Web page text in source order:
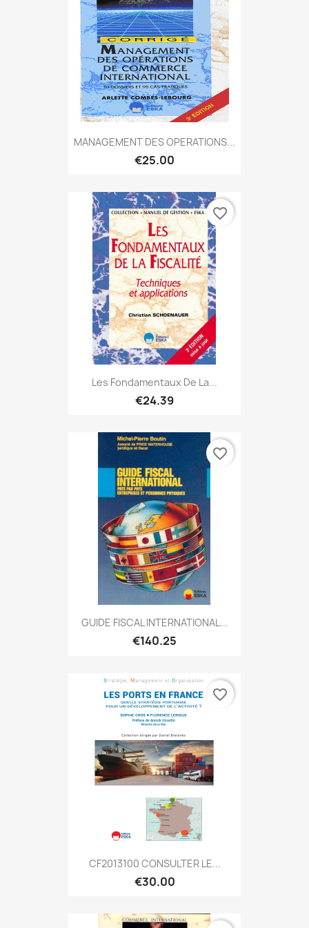
MANAGEMENT DES OPERATIONS...
€25.00
Les Fondamentaux De La...
€24.39
favorite_border
GUIDE FISCAL INTERNATIONAL...
€140.25
favorite_border
CF2013100 CONSULTER LE...
€30.00
favorite_border